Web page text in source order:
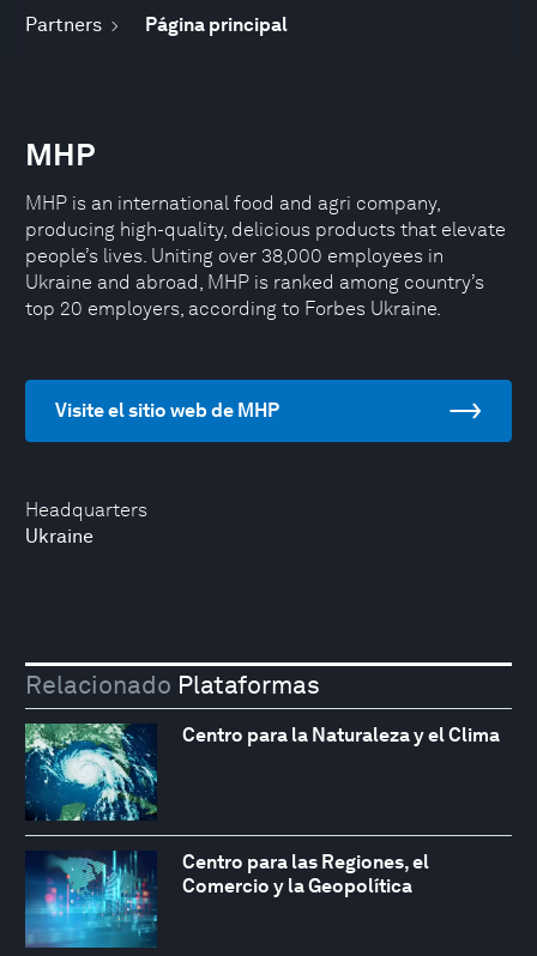
Partners Página principal
Headquarters
Ukraine
MHP
MHP is an international food and agri company,
producing high-quality, delicious products that elevate
people’s lives. Uniting over 38,000 employees in
Ukraine and abroad, MHP is ranked among country’s
top 20 employers, according to Forbes Ukraine.
Visite el sitio web de MHP
Relacionado Plataformas
Centro para la Naturaleza y el Clima
Centro para las Regiones, el
Comercio y la Geopolítica